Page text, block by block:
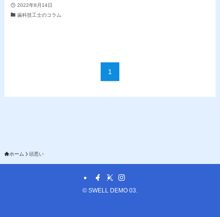
2022年8月14日
歯科技工士のコラム
1
ホーム 頭悪い
© SWELL DEMO 03.